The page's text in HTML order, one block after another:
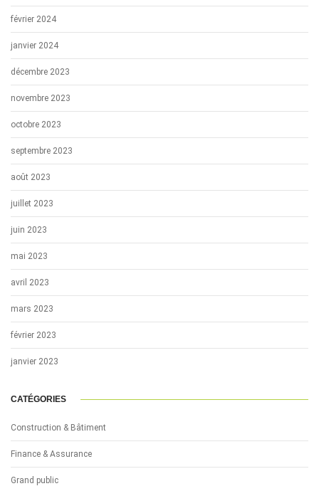
février 2024
janvier 2024
décembre 2023
novembre 2023
octobre 2023
septembre 2023
août 2023
juillet 2023
juin 2023
mai 2023
avril 2023
mars 2023
février 2023
janvier 2023
CATÉGORIES
Construction & Bâtiment
Finance & Assurance
Grand public